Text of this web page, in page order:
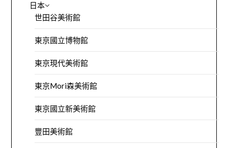
日本
世田谷美術館
東京國立博物館
東京現代美術館
東京Mori森美術館
東京國立新美術館
豐田美術館